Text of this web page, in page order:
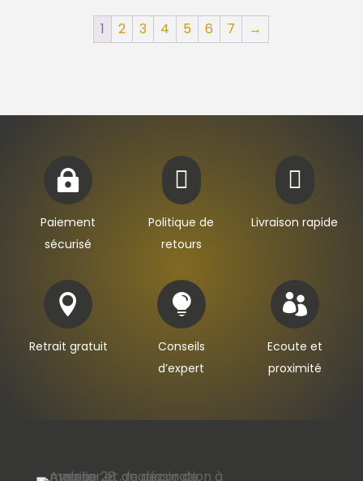
1 2 3 4 5 6 7 →

Paiement
sécurisé

Politique de
retours

Livraison rapide

Retrait gratuit

Conseils
d’expert

Ecoute et
proximité